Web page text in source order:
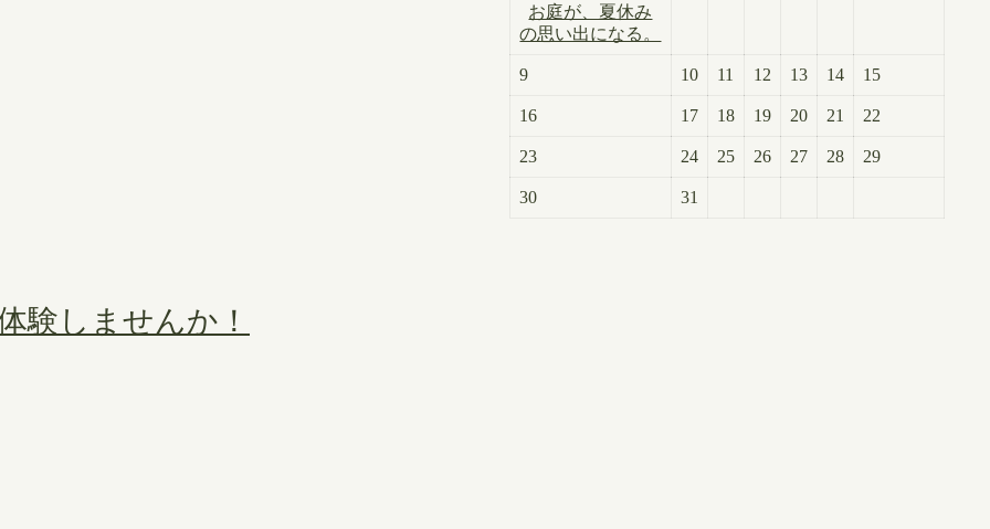
験しませんか！
お庭が、夏休み
の思い出になる。
9 10 11 12 13 14 15
16 17 18 19 20 21 22
23 24 25 26 27 28 29
30 31